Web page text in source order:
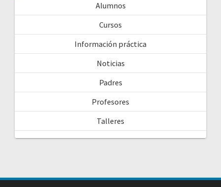
Alumnos
Cursos
Información práctica
Noticias
Padres
Profesores
Talleres